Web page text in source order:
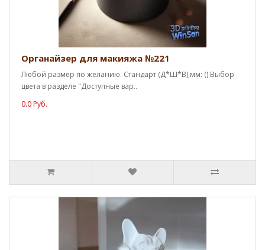
Органайзер для макияжа №221
Любой размер по желанию. Стандарт (Д*Ш*В),мм: () Выбор
цвета в разделе "Доступные вар..
0.0 Руб.